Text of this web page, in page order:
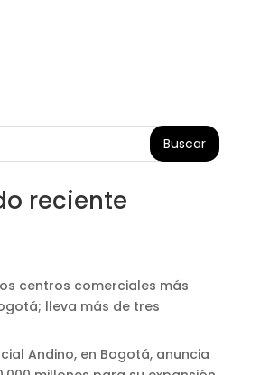
Buscar
reciente
centros comerciales más
lleva más de tres
Andino, en Bogotá, anuncia